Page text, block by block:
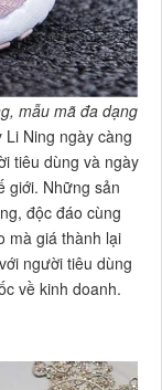
mẫu mã đa dạng
Ning ngày càng
tiêu dùng và ngày
giới. Những sản
độc đáo cùng
mà giá thành lại
người tiêu dùng
về kinh doanh.